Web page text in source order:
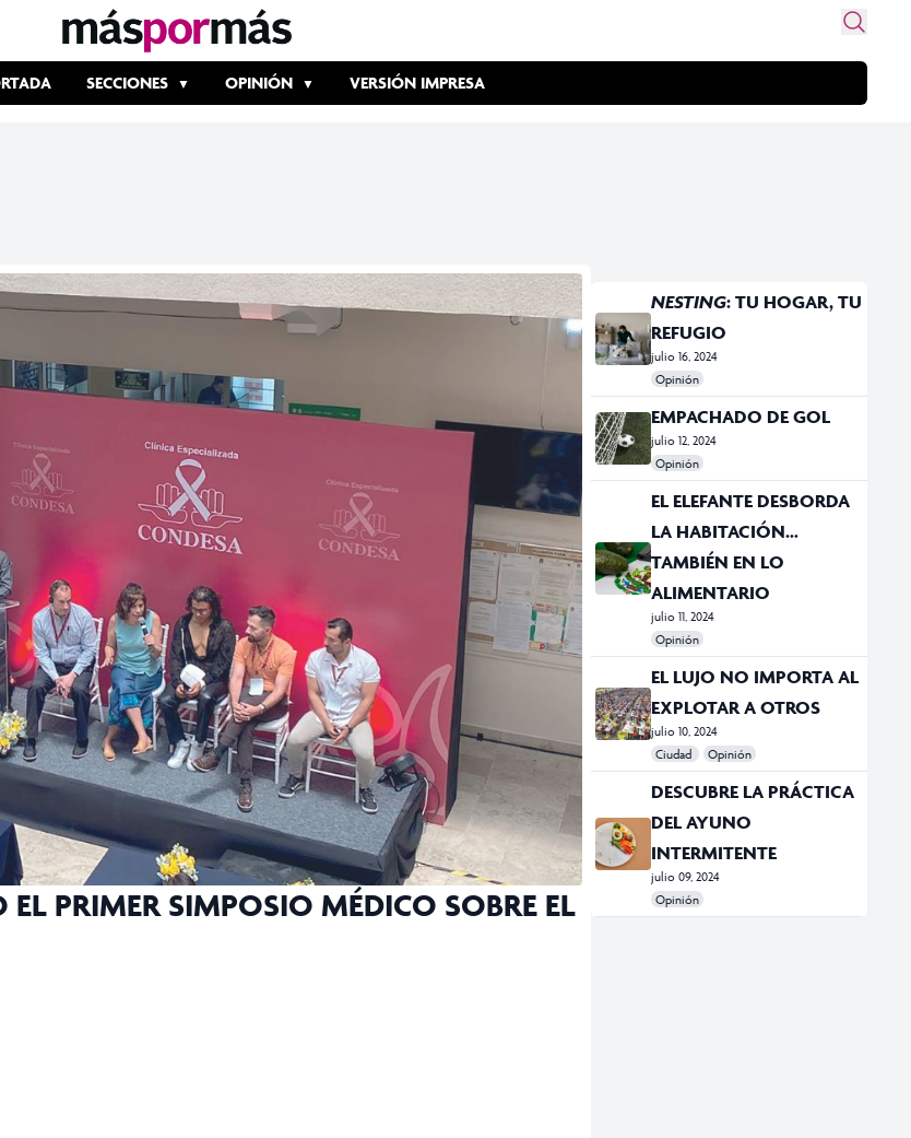
SECCIONES OPINIÓN VERSIÓN IMPRESA
PRIMER SIMPOSIO MÉDICO SOBRE EL
NESTING: TU HOGAR, TU
REFUGIO
julio 16, 2024
Opinión
#hogar
#Nesthing
#refugio
EMPACHADO DE GOL
julio 12, 2024
Opinión
#Empachado de gol
#futbol
EL ELEFANTE DESBORDA
LA HABITACIÓN…
TAMBIÉN EN LO
ALIMENTARIO
julio 11, 2024
Opinión
#México
#periodistas asesinados
#violencia
EL LUJO NO IMPORTA AL
EXPLOTAR A OTROS
julio 10, 2024
Ciudad
Opinión
DESCUBRE LA PRÁCTICA
DEL AYUNO
INTERMITENTE
julio 09, 2024
Opinión
#Ayuno intermitente